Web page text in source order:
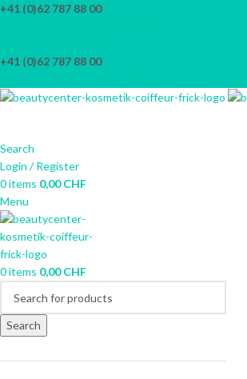
Skip to navigation
+41 (0)62 787 88 00
+41 (0)62 787 88 00
Search
Login / Register
0items 0,00CHF
Menu
0items 0,00CHF
Search